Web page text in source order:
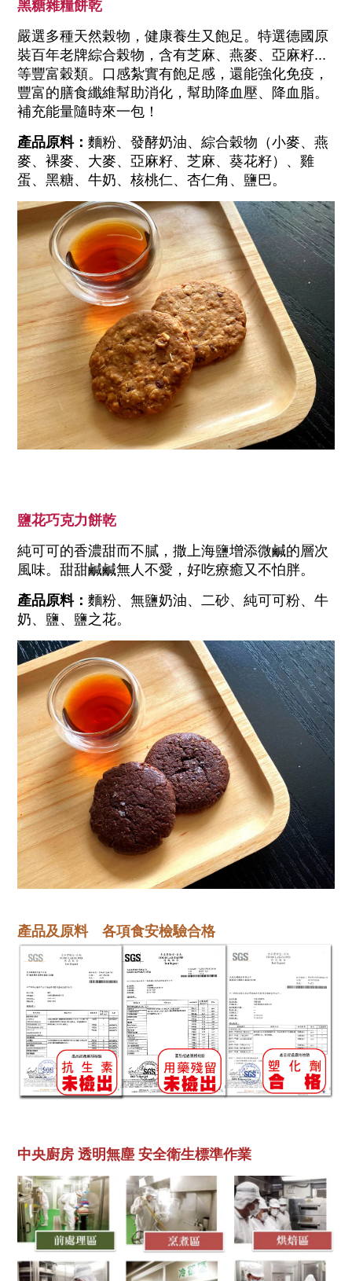
黑糖雜糧餅乾
嚴選多種天然榖物，健康養生又飽足。特選德國原
裝百年老牌綜合榖物，含有芝麻、燕麥、亞麻籽...
等豐富穀類。口感紮實有飽足感，還能強化免疫，
豐富的膳食纖維幫助消化，幫助降血壓、降血脂。
補充能量隨時來一包！
產品原料： 麵粉、發酵奶油、綜合穀物（小麥、燕
麥、裸麥、大麥、亞麻籽、芝麻、葵花籽）、雞
蛋、黑糖、牛奶、核桃仁、杏仁角、鹽巴。
鹽花巧克力餅乾
純可可的香濃甜而不膩，撒上海鹽增添微鹹的層次
風味。甜甜鹹鹹無人不愛，好吃療癒又不怕胖。
產品原料： 麵粉、無鹽奶油、二砂、純可可粉、牛
奶、鹽、鹽之花。
產品及原料 各項食安檢驗合格
中央廚房 透明無塵 安全衛生標準作業